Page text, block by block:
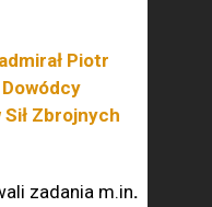
Piotr
Zbrojnych
zadania m.in.